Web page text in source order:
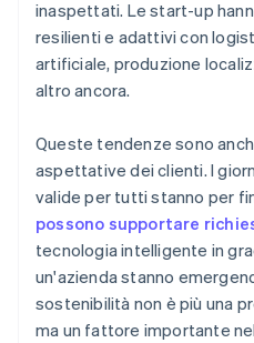
inaspettati. Le start-up
resilienti e adattivi con
artificiale, produzione
altro ancora.
Queste tendenze sono
aspettative dei clienti. I
valide per tutti stanno per
possono supportare
tecnologia intelligente in
un'azienda stanno
sostenibilità non è più una
ma un fattore importante